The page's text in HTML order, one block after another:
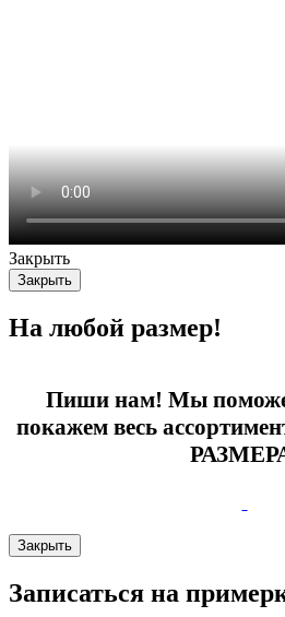
Закрыть
Закрыть
На любой размер!
Пиши нам! Мы
покажем весь
Закрыть
Записаться на